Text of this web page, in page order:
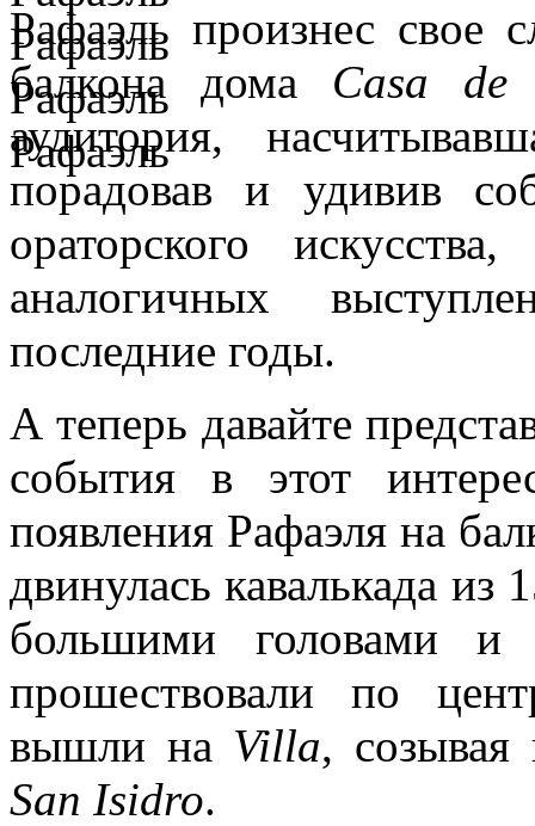
Рафаэль произнес свое
балкона дома Casa
аудитория,
порадовав и удивив
ораторского
аналогичных
последние годы.
А теперь давайте
события в этот
появления Рафаэля на
двинулась кавалькада из
большими головами и
прошествовали по
вышли на Villa,
San Isidro.